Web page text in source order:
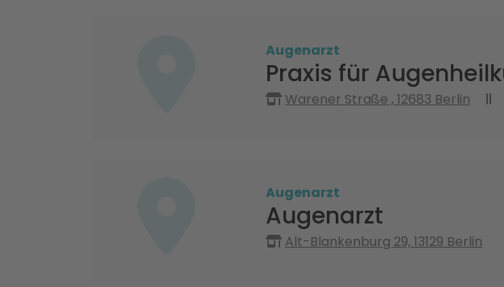
Augenarzt
Praxis für
Warener Straße , 12683 Berlin
Augenarzt
Augenarzt
Alt-Blankenburg 29, 13129 Berlin